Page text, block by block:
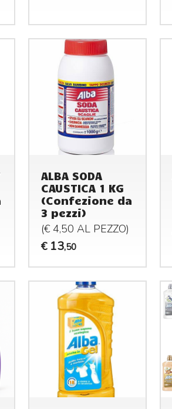
ALBA SODA
CAUSTICA 1 KG
(Confezione da
3 pezzi)
(€ 4,50 AL PEZZO)
€ 13,50